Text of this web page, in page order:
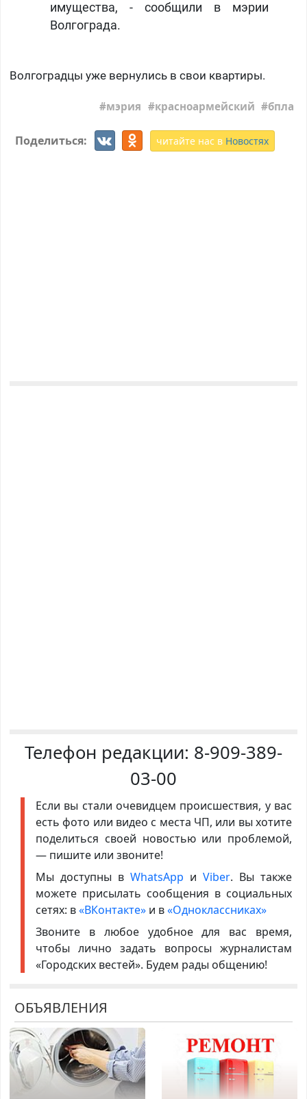
имущества, - сообщили в мэрии
Волгограда.
Волгоградцы уже вернулись в свои квартиры.
мэрия красноармейский бпла
Поделиться: читайте нас в Новостях
Телефон редакции: 8-909-389-
03-00
Если вы стали очевидцем происшествия, у вас
есть фото или видео с места ЧП, или вы хотите
поделиться своей новостью или проблемой,
— пишите или звоните!
Мы доступны в WhatsApp иViber. Вы также
можете присылать сообщения в социальных
сетях: в«ВКонтакте»и в«Одноклассниках»
Звоните в любое удобное для вас время,
чтобы лично задать вопросы журналистам
«Городских вестей». Будем рады общению!
ОБЪЯВЛЕНИЯ